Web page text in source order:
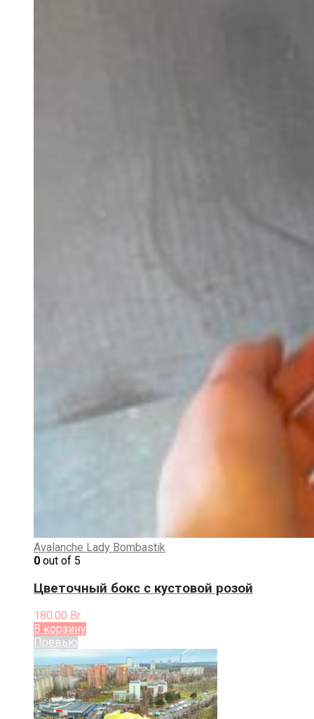
Avalanche Lady Bombastik
0 out of 5
Цветочный бокс с кустовой розой
180.00 Br
В корзину
Превью